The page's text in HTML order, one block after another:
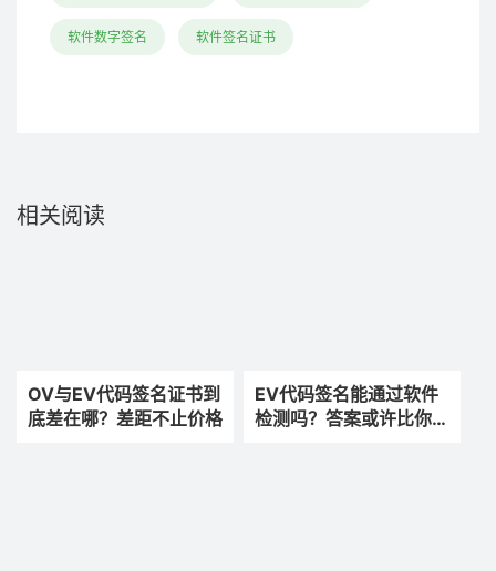
软件数字签名 软件签名证书
相关阅读
OV与EV代码签名证书到
底差在哪？差距不止价格
EV代码签名能通过软件
检测吗？答案或许比你想